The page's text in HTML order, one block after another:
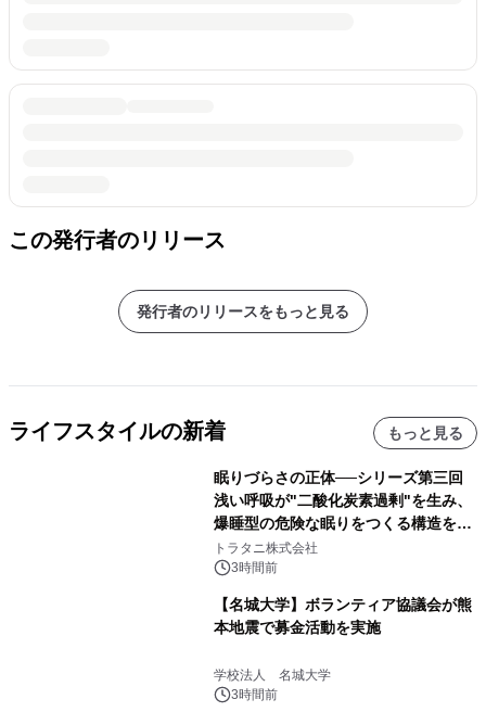
この発行者のリリース
発行者のリリースをもっと見る
ライフスタイルの新着 もっと見る
眠りづらさの正体──シリーズ第三回
浅い呼吸が"二酸化炭素過剰"を生み、
爆睡型の危険な眠りをつくる構造を解
説
トラタニ株式会社
3時間前
【名城大学】ボランティア協議会が熊
本地震で募金活動を実施
学校法人 名城大学
3時間前